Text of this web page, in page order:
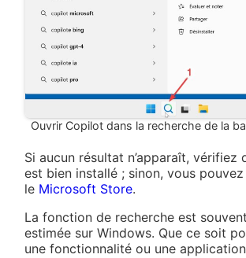
Ouvrir Copilot dans la recherche de la
Si aucun résultat n’apparaît, vérifiez
est bien installé ; sinon, vous pouvez
le Microsoft Store.
La fonction de recherche est
estimée sur Windows. Que ce soit
une fonctionnalité ou une